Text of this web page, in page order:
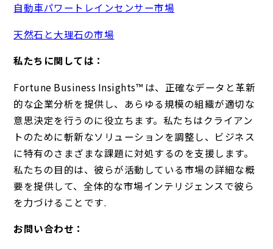
自動車パワートレインセンサー市場
天然石と大理石の市場
私たちに関しては：
Fortune Business Insights™ は、正確なデータと革新
的な企業分析を提供し、あらゆる規模の組織が適切な
意思決定を行うのに役立ちます。私たちはクライアン
トのために斬新なソリューションを調整し、ビジネス
に特有のさまざまな課題に対処するのを支援します。
私たちの目的は、彼らが活動している市場の詳細な概
要を提供して、全体的な市場インテリジェンスで彼ら
を力づけることです.
お問い合わせ：